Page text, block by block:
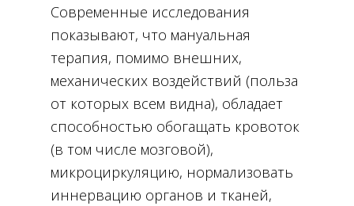
Современные исследования
показывают, что мануальная
терапия, помимо внешних,
механических воздействий (польза
от которых всем видна), обладает
способностью обогащать кровоток
(в том числе мозговой),
микроциркуляцию, нормализовать
иннервацию органов и тканей,